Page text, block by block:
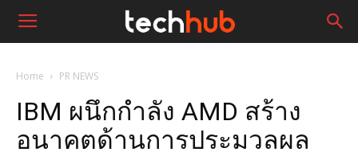
Home PR NEWS
IBM ผนึกกำลัง AMD สร้าง
อนาคตด้านการประมวลผล